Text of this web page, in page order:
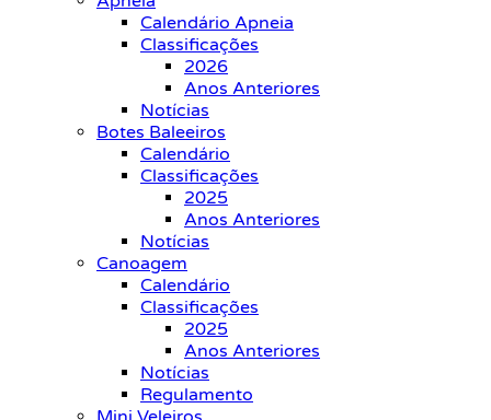
Calendário Apneia
Classificações
2026
Anos Anteriores
Notícias
Botes Baleeiros
Calendário
Classificações
2025
Anos Anteriores
Notícias
Canoagem
Calendário
Classificações
2025
Anos Anteriores
Notícias
Regulamento